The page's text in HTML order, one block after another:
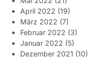
April 2022 (19)
März 2022 (7)
Februar 2022 (3)
Januar 2022 (5)
Dezember 2021 (10)